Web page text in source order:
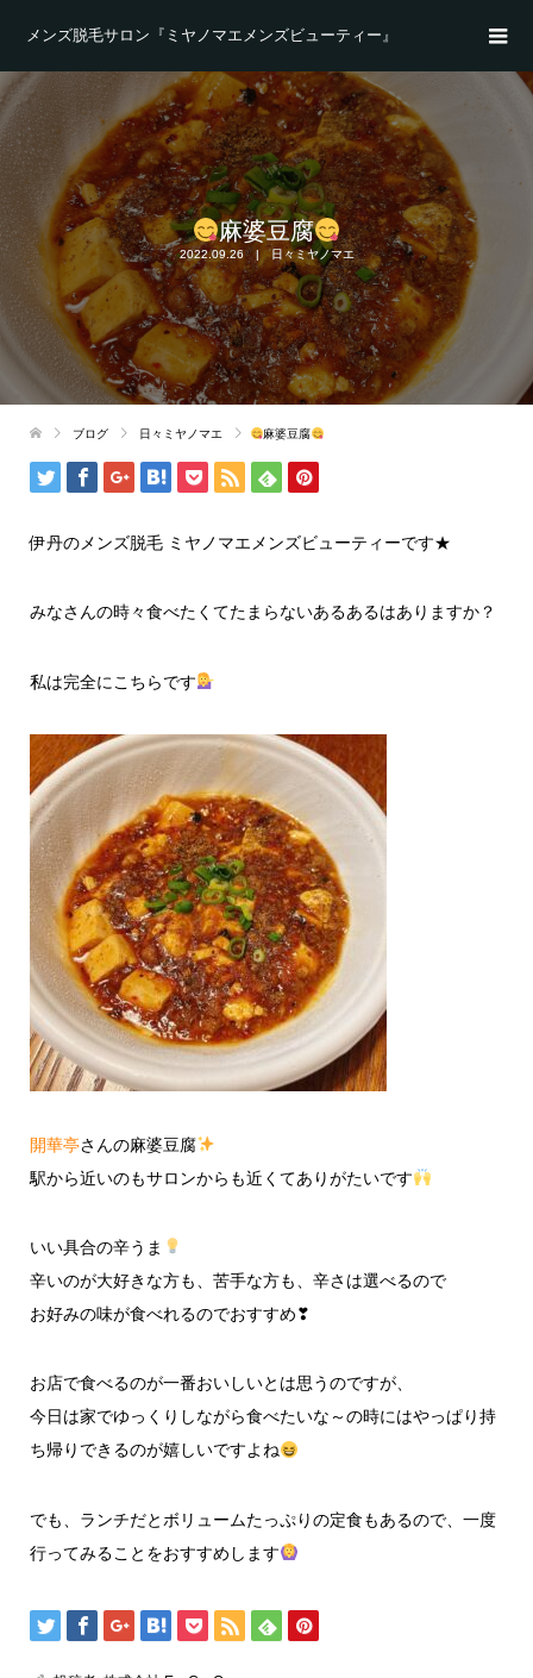
メンズ脱毛サロン『ミヤノマエメンズビューティー』
麻婆豆腐
2022.09.26 日々ミヤノマエ
ブログ 日々ミヤノマエ 麻婆豆腐
伊丹のメンズ脱毛 ミヤノマエメンズビューティーです★
みなさんの時々食べたくてたまらないあるあるはありますか？
私は完全にこちらです
開華亭さんの麻婆豆腐
駅から近いのもサロンからも近くてありがたいです
いい具合の辛うま
辛いのが大好きな方も、苦手な方も、辛さは選べるので
お好みの味が食べれるのでおすすめ❣
お店で食べるのが一番おいしいとは思うのですが、
今日は家でゆっくりしながら食べたいな～の時にはやっぱり持
ち帰りできるのが嬉しいですよね
でも、ランチだとボリュームたっぷりの定食もあるので、一度
行ってみることをおすすめします